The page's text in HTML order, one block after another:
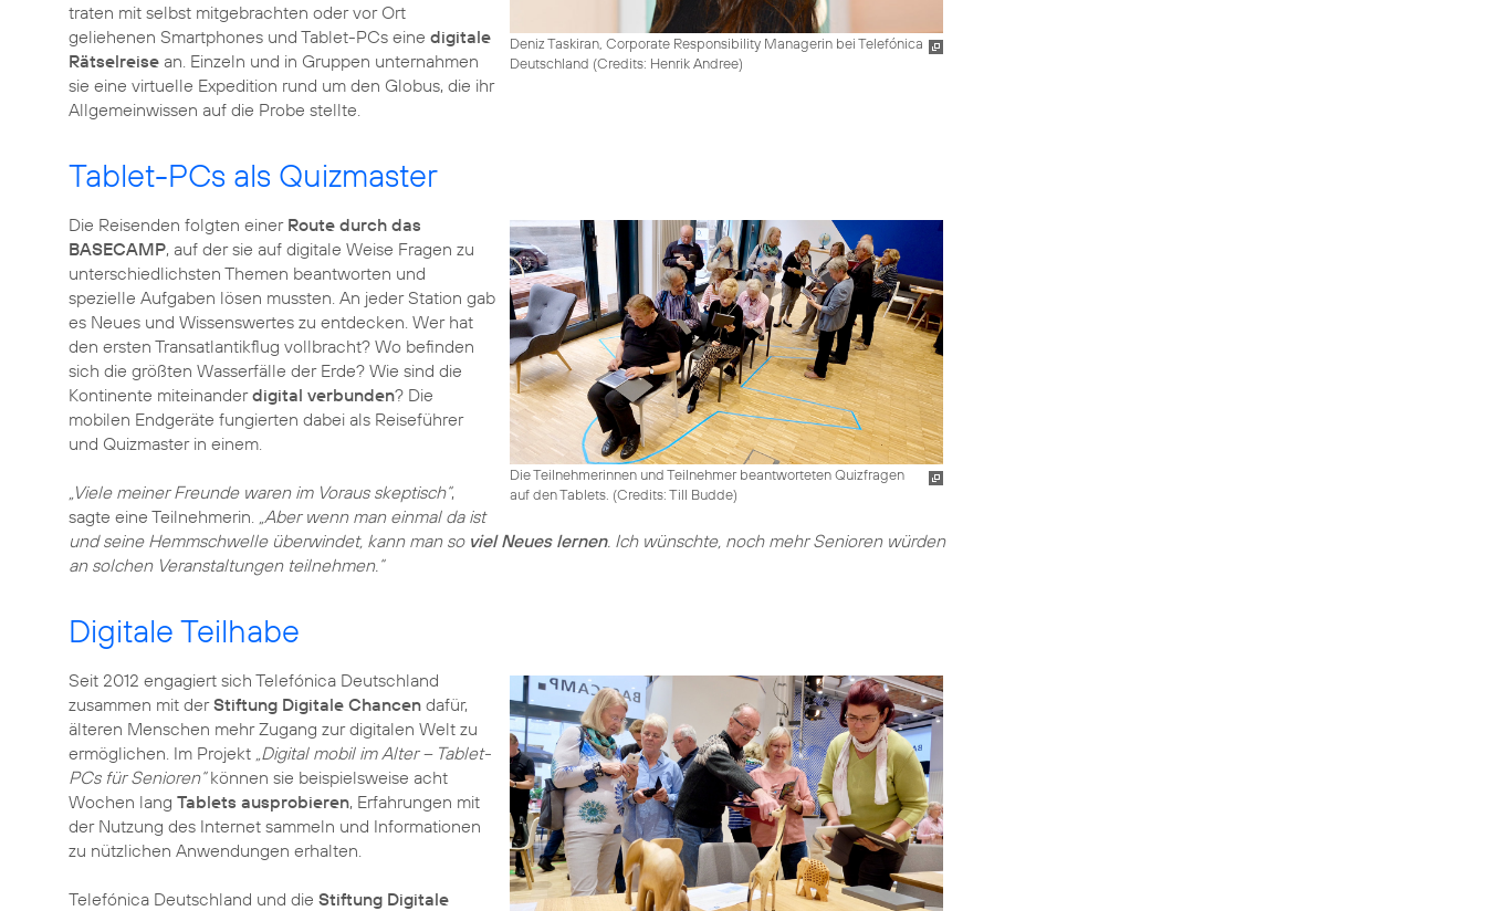
Deniz Taskiran, Corporate Responsibility Managerin bei Telefónica
Deutschland (Credits: Henrik Andree)
traten mit selbst mitgebrachten oder vor Ort
geliehenen Smartphones und Tablet-PCs eine digitale
Rätselreise an. Einzeln und in Gruppen unternahmen
sie eine virtuelle Expedition rund um den Globus, die ihr
Allgemeinwissen auf die Probe stellte.
Tablet-PCs als Quizmaster
Die Teilnehmerinnen und Teilnehmer beantworteten Quizfragen
auf den Tablets. (Credits: Till Budde)
Die Reisenden folgten einer Route durch das
BASECAMP, auf der sie auf digitale Weise Fragen zu
unterschiedlichsten Themen beantworten und
spezielle Aufgaben lösen mussten. An jeder Station gab
es Neues und Wissenswertes zu entdecken. Wer hat
den ersten Transatlantikflug vollbracht? Wo befinden
sich die größten Wasserfälle der Erde? Wie sind die
Kontinente miteinanderdigital verbunden? Die
mobilen Endgeräte fungierten dabei als Reiseführer
und Quizmaster in einem.
„Viele meiner Freunde waren im Voraus skeptisch“,
sagte eine Teilnehmerin. „Aber wenn man einmal da ist
und seine Hemmschwelle überwindet, kann man so viel Neues lernen. Ich wünschte, noch mehr Senioren würden
an solchen Veranstaltungen teilnehmen.“
Digitale Teilhabe
Seit 2012 engagiert sich Telefónica Deutschland
zusammen mit derStiftung Digitale Chancen dafür,
älteren Menschen mehr Zugang zur digitalen Welt zu
ermöglichen. Im Projekt „Digital mobil im Alter – Tablet-
PCs für Senioren“können sie beispielsweise acht
Wochen lang Tablets ausprobieren, Erfahrungen mit
der Nutzung des Internet sammeln und Informationen
zu nützlichen Anwendungen erhalten.
Telefónica Deutschland und die Stiftung Digitale